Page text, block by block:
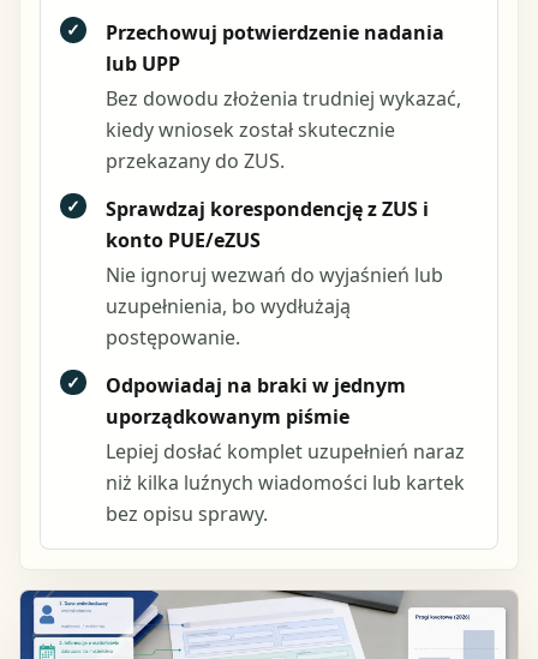
✓
Przechowuj potwierdzenie nadania
lub UPP
Bez dowodu złożenia trudniej wykazać,
kiedy wniosek został skutecznie
przekazany do ZUS.
✓
Sprawdzaj korespondencję z ZUS i
konto PUE/eZUS
Nie ignoruj wezwań do wyjaśnień lub
uzupełnienia, bo wydłużają
postępowanie.
✓
Odpowiadaj na braki w jednym
uporządkowanym piśmie
Lepiej dosłać komplet uzupełnień naraz
niż kilka luźnych wiadomości lub kartek
bez opisu sprawy.